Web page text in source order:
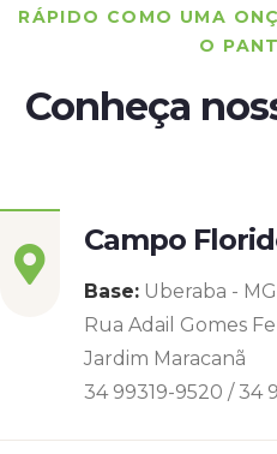
RÁPIDO COMO UMA
O
Conheça
Campo
Base: Uberaba - MG
Rua Adail Gomes
Jardim Maracanã
34 99319-9520 / 34